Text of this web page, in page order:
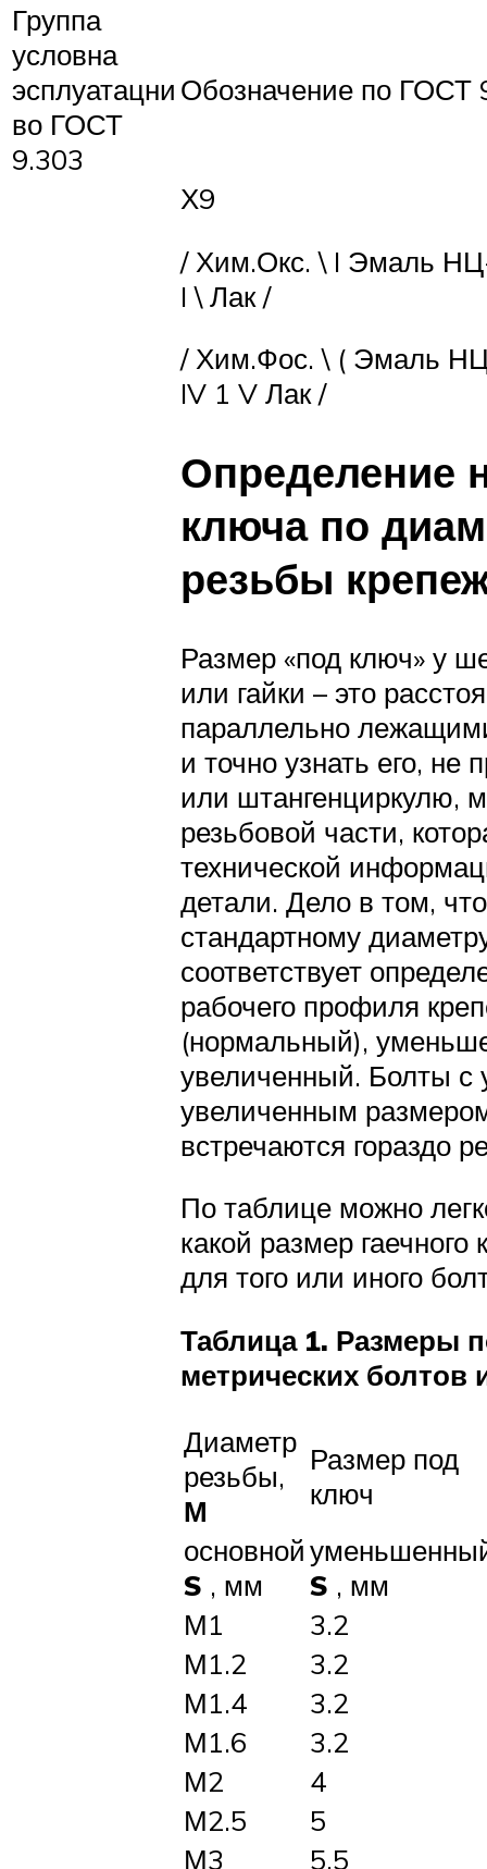
Группа
условна
эсплуатацни
во ГОСТ
9.303
Обозначение по ГОСТ
Х9
/ Хим.Окс. \ I Эмаль
I \ Лак /
/ Хим.Фос. \ ( Эмаль
IV 1 V Лак /
Определение
ключа по
резьбы
Размер «под ключ» у
или гайки – это
параллельно
и точно узнать его, не
или штангенциркулю,
резьбовой части,
технической
детали. Дело в том,
стандартному
соответствует
рабочего профиля
(нормальный),
увеличенный. Болты
увеличенным
встречаются гораздо
По таблице можно
какой размер
для того или иного
Таблица 1. Размеры
метрических болтов
Диаметр
резьбы,
М
Размер под
ключ
основной
S , мм
S , мм
М1
3.2
М1.2
3.2
М1.4
3.2
М1.6
3.2
М2
4
М2.5
5
М3
5.5